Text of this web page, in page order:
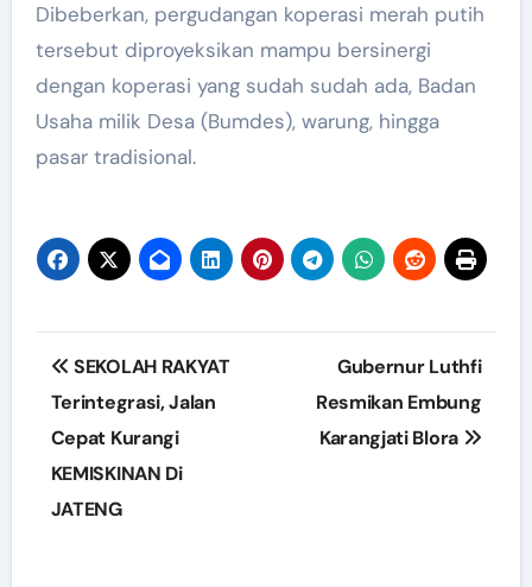
Dibeberkan, pergudangan koperasi merah putih
tersebut diproyeksikan mampu bersinergi
dengan koperasi yang sudah sudah ada, Badan
Usaha milik Desa (Bumdes), warung, hingga
pasar tradisional.
Post
navigation
SEKOLAH RAKYAT
Terintegrasi, Jalan
Cepat Kurangi
KEMISKINAN Di
JATENG
Gubernur Luthfi
Resmikan Embung
Karangjati Blora